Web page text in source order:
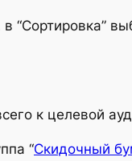
“Сортировка”
к целевой
“Скидочный